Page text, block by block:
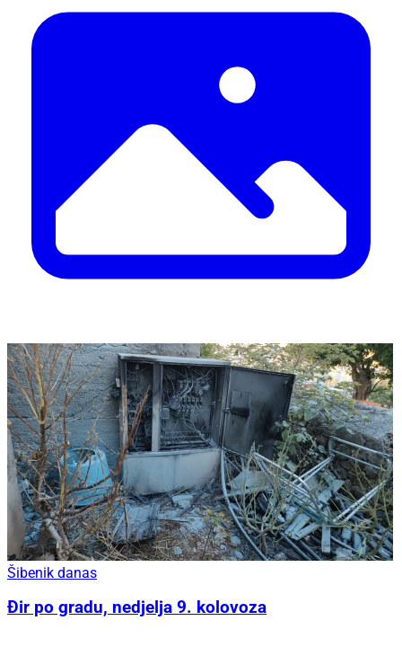
Šibenik danas
Đir po gradu, nedjelja 9. kolovoza